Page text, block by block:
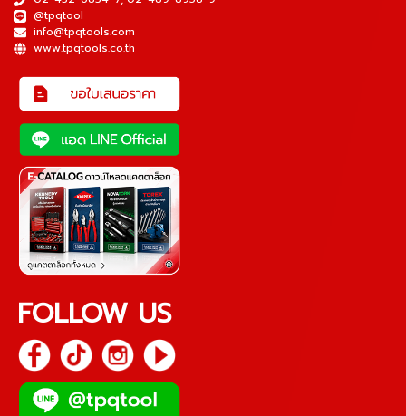
@tpqtool
info@tpqtools.com
www.tpqtools.co.th
FOLLOW US